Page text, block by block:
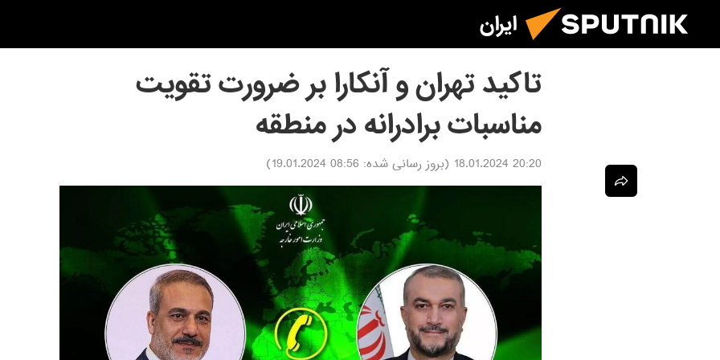
ایران
تاکید تهران و آنکارا بر ضرورت تقویت
مناسبات برادرانه در منطقه
20:20 18.01.2024 (بروز رسانی شده: 08:56 19.01.2024
)